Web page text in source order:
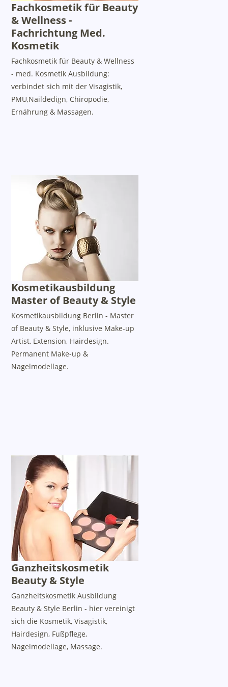
Fachkosmetik für Beauty
& Wellness -
Fachrichtung Med.
Kosmetik
Fachkosmetik für Beauty & Wellness
- med. Kosmetik Ausbildung:
verbindet sich mit der Visagistik,
PMU,Naildedign, Chiropodie,
Ernährung & Massagen.
Kosmetikausbildung
Master of Beauty & Style
Kosmetikausbildung Berlin - Master
of Beauty & Style, inklusive Make-up
Artist, Extension, Hairdesign.
Permanent Make-up &
Nagelmodellage.
Ganzheitskosmetik
Beauty & Style
Ganzheitskosmetik Ausbildung
Beauty & Style Berlin - hier vereinigt
sich die Kosmetik, Visagistik,
Hairdesign, Fußpflege,
Nagelmodellage, Massage.